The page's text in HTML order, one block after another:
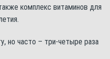
комплекс витаминов для
но часто – три-четыре раза